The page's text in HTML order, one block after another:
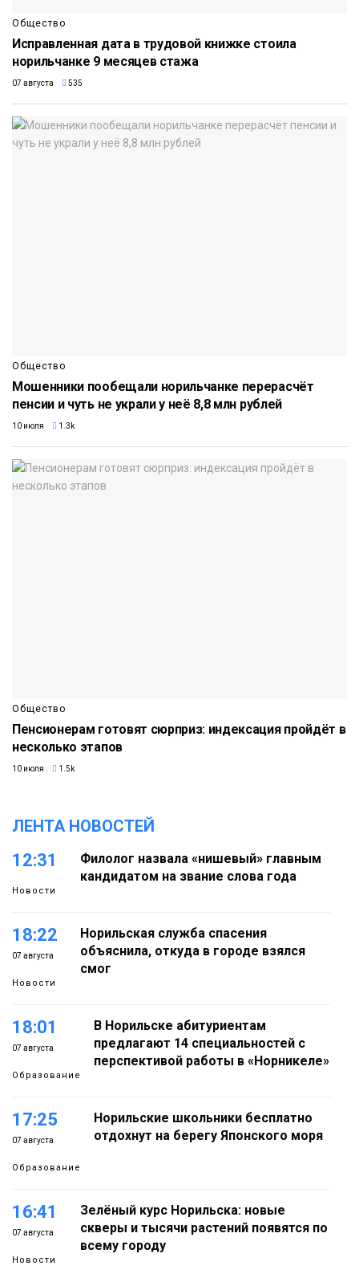
Общество
Исправленная дата в трудовой книжке стоила
норильчанке 9 месяцев стажа
07 августа 535
Общество
Мошенники пообещали норильчанке перерасчёт
пенсии и чуть не украли у неё 8,8 млн рублей
10 июля 1.3k
Общество
Пенсионерам готовят сюрприз: индексация пройдёт в
несколько этапов
10 июля 1.5k
ЛЕНТА НОВОСТЕЙ
12:31
Новости
Филолог назвала «нишевый» главным
кандидатом на звание слова года
18:22
07 августа
Новости
Норильская служба спасения
объяснила, откуда в городе взялся
смог
18:01
07 августа
Образование
В Норильске абитуриентам
предлагают 14 специальностей с
перспективой работы в «Норникеле»
17:25
07 августа
Образование
Норильские школьники бесплатно
отдохнут на берегу Японского моря
16:41
07 августа
Новости
Зелёный курс Норильска: новые
скверы и тысячи растений появятся по
всему городу